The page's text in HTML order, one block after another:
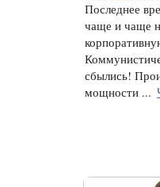
Последнее
чаще и чаще
сбылись!
мощности ...